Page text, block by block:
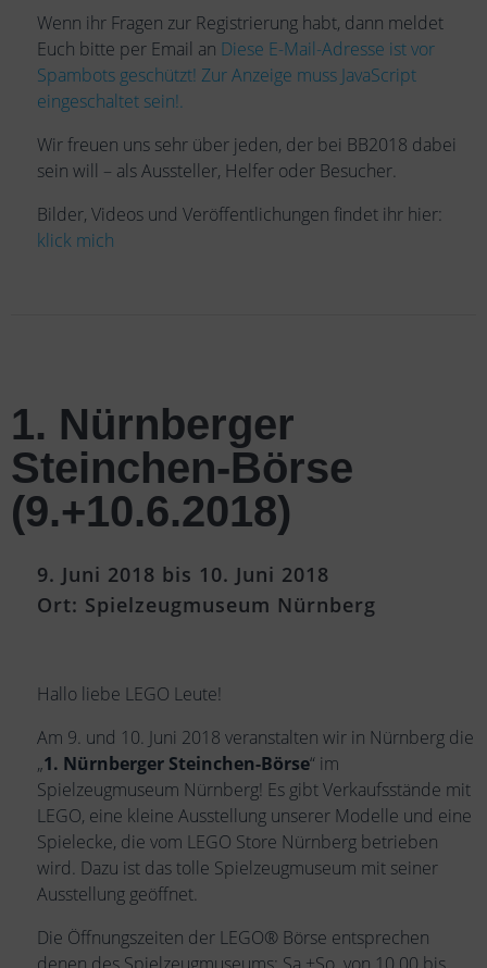
Wenn ihr Fragen zur Registrierung habt, dann meldet
Euch bitte per Email an Diese E-Mail-Adresse ist vor
Spambots geschützt! Zur Anzeige muss JavaScript
eingeschaltet sein!.
Wir freuen uns sehr über jeden, der bei BB2018 dabei
sein will – als Aussteller, Helfer oder Besucher.
Bilder, Videos und Veröffentlichungen findet ihr hier:
klick mich
1. Nürnberger
Steinchen-Börse
(9.+10.6.2018)
9. Juni 2018 bis 10. Juni 2018
Ort: Spielzeugmuseum Nürnberg
Hallo liebe LEGO Leute!
Am 9. und 10. Juni 2018 veranstalten wir in Nürnberg die
„1. Nürnberger Steinchen-Börse“ im
Spielzeugmuseum Nürnberg! Es gibt Verkaufsstände mit
LEGO, eine kleine Ausstellung unserer Modelle und eine
Spielecke, die vom LEGO Store Nürnberg betrieben
wird. Dazu ist das tolle Spielzeugmuseum mit seiner
Ausstellung geöffnet.
Die Öffnungszeiten der LEGO® Börse entsprechen